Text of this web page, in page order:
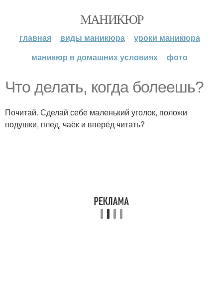
МАНИКЮР
главная виды маникюра
уроки маникюра
маникюр в домашних условиях
фото
Что делать, когда болеешь?
Почитай. Сделай себе маленький уголок, положи
подушки, плед, чаёк и вперёд читать?